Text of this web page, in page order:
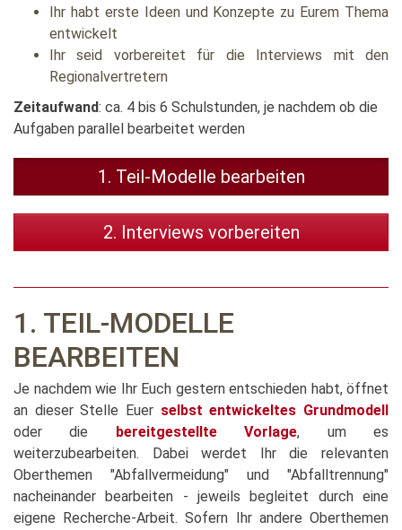
Ihr habt erste Ideen und Konzepte zu Eurem Thema
entwickelt
Ihr seid vorbereitet für die Interviews mit den
Regionalvertretern
Zeitaufwand: ca. 4 bis 6 Schulstunden, je nachdem ob die
Aufgaben parallel bearbeitet werden
1. Teil-Modelle bearbeiten
2. Interviews vorbereiten
1. TEIL-MODELLE
BEARBEITEN
Je nachdem wie Ihr Euch gestern entschieden habt, öffnet
an dieser Stelle Euer selbst entwickeltes Grundmodell
oder die bereitgestellte Vorlage, um es
weiterzubearbeiten. Dabei werdet Ihr die relevanten
Oberthemen "Abfallvermeidung" und "Abfalltrennung"
nacheinander bearbeiten - jeweils begleitet durch eine
eigene Recherche-Arbeit. Sofern Ihr andere Oberthemen